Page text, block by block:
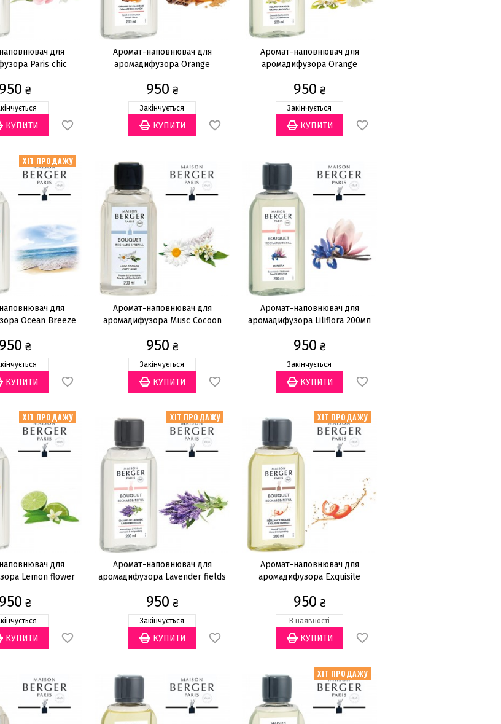
для
Paris chic
950 ₴
Аромат-наповнювач для
аромадифузора Orange
950 ₴
Закінчується
Аромат-наповнювач для
аромадифузора Orange
950 ₴
Закінчується
ХІТ ПРОДАЖУ
для
Ocean Breeze
950 ₴
Аромат-наповнювач для
аромадифузора Musc Cocoon
950 ₴
Закінчується
Аромат-наповнювач для
аромадифузора Liliflora 200мл
950 ₴
Закінчується
ХІТ ПРОДАЖУ
для
Lemon flower
950 ₴
ХІТ ПРОДАЖУ
Аромат-наповнювач для
аромадифузора Lavender fields
950 ₴
Закінчується
ХІТ ПРОДАЖУ
Аромат-наповнювач для
аромадифузора Exquisite
950 ₴
В наявності
ХІТ ПРОДАЖУ